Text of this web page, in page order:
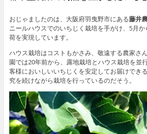
おじゃましたのは、大阪府羽曳野市にある藤井
ニールハウスでのいちじく栽培を手がけ、5月
荷を実現しています。
ハウス栽培はコストもかさみ、敬遠する農家さ
園では20年前から、露地栽培とハウス栽培を並
客様においしいいちじくを安定してお届けでき
究を続けながら栽培を行っているのだそう。